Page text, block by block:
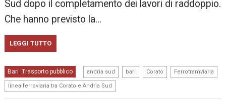
Sud dopo il completamento dei lavori di raddoppio.
Che hanno previsto la…
LEGGI TUTTO
Bari, Trasporto pubblico andria sud bari Corato Ferrotramviaria
linea ferroviaria tra Corato e Andria Sud